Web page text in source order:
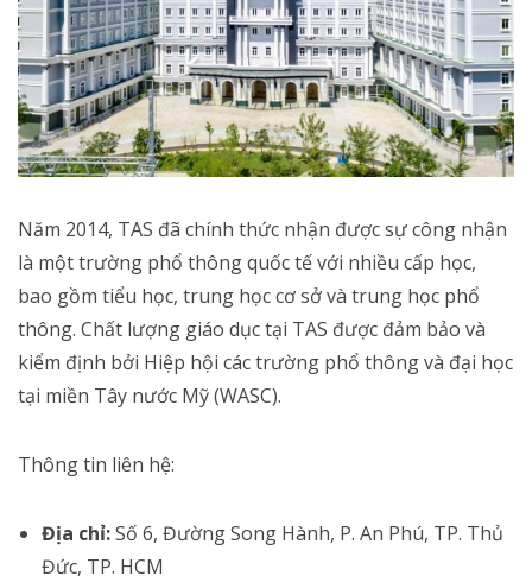
Năm 2014, TAS đã chính thức nhận được sự công nhận
là một trường phổ thông quốc tế với nhiều cấp học,
bao gồm tiểu học, trung học cơ sở và trung học phổ
thông. Chất lượng giáo dục tại TAS được đảm bảo và
kiểm định bởi Hiệp hội các trường phổ thông và đại học
tại miền Tây nước Mỹ (WASC).
Thông tin liên hệ:
Địa chỉ:Số 6, Đường Song Hành, P. An Phú, TP. Thủ
Đức, TP. HCM